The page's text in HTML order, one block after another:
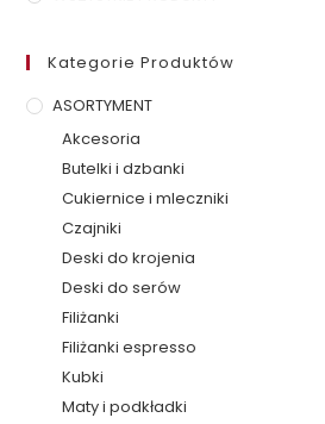
Kategorie Produktów
ASORTYMENT
Akcesoria
Butelki i dzbanki
Cukiernice i mleczniki
Czajniki
Deski do krojenia
Deski do serów
Filiżanki
Filiżanki espresso
Kubki
Maty i podkładki